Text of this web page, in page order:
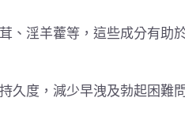
、淫羊藿等，這些成分有助
久度，減少早洩及勃起困難